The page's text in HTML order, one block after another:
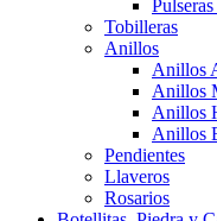
Tobilleras
Anillos
Anillos
Anillos
Anillos
Anillos
Pendientes
Llaveros
Rosarios